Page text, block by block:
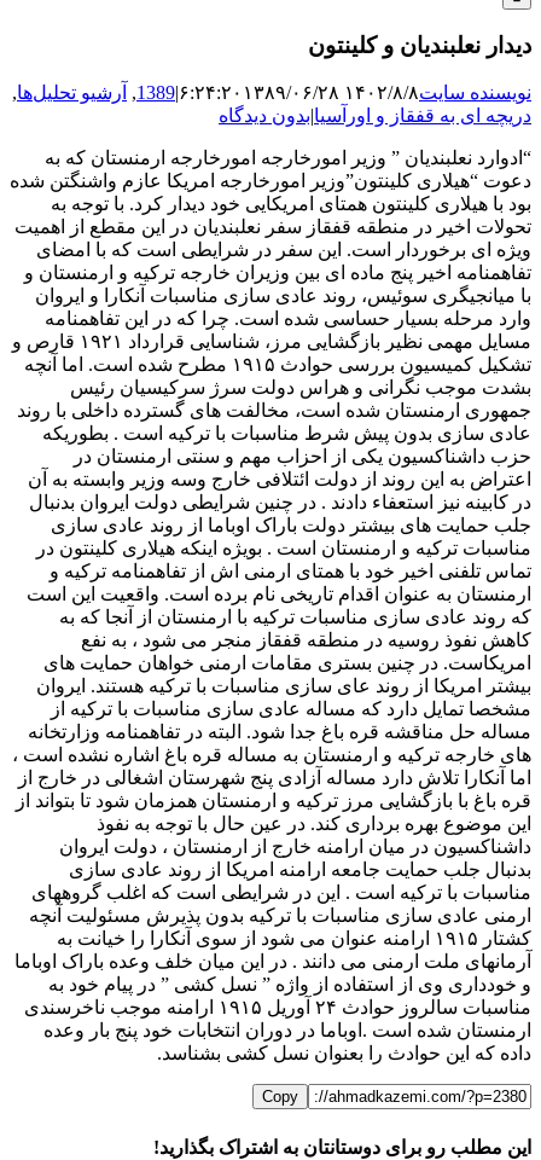
دیدار نعلبندیان و کلینتون
نویسنده سایت۱۴۰۲/۸/۸ ۶:۲۴:۲۰ ۱۳۸۹/۰۶/۲۸ |
1389
, آرشیو تحلیل‌ها,
دریچه ای به قفقاز و اورآسیا|بدون دیدگاه
“ادوارد نعلبندیان ” وزیر امورخارجه امورخارجه ارمنستان که به
دعوت “هیلاری کلینتون”وزیر امورخارجه امریکا عازم واشنگتن شده
بود با هیلاری کلینتون همتای امریکایی خود دیدار کرد. با توجه به
تحولات اخیر در منطقه قفقاز سفر نعلبندیان در این مقطع از اهمیت
ویژه ای برخوردار است. این سفر در شرایطی است که با امضای
تفاهمنامه اخیر پنج ماده ای بین وزیران خارجه ترکیه و ارمنستان و
با میانجیگری سوئیس، روند عادی سازی مناسبات آنکارا و ایروان
وارد مرحله بسیار حساسی شده است. چرا که در این تفاهمنامه
مسایل مهمی نظیر بازگشایی مرز، شناسایی قرارداد ۱۹۲۱ قارص و
تشکیل کمیسیون بررسی حوادث ۱۹۱۵ مطرح شده است. اما آنچه
بشدت موجب نگرانی و هراس دولت سرژ سرکیسیان رئیس
جمهوری ارمنستان شده است، مخالفت های گسترده داخلی با روند
عادی سازی بدون پیش شرط مناسبات با ترکیه است . بطوریکه
حزب داشناکسیون یکی از احزاب مهم و سنتی ارمنستان در
اعتراض به این روند از دولت ائتلافی خارج وسه وزیر وابسته به آن
در کابینه نیز استعفاء دادند . در چنین شرایطی دولت ایروان بدنبال
جلب حمایت های بیشتر دولت باراک اوباما از روند عادی سازی
مناسبات ترکیه و ارمنستان است . بویژه اینکه هیلاری کلینتون در
تماس تلفنی اخیر خود با همتای ارمنی اش از تفاهمنامه ترکیه و
ارمنستان به عنوان اقدام تاریخی نام برده است. واقعیت این است
که روند عادی سازی مناسبات ترکیه با ارمنستان از آنجا که به
کاهش نفوذ روسیه در منطقه قفقاز منجر می شود ، به نفع
امریکاست. در چنین بستری مقامات ارمنی خواهان حمایت های
بیشتر امریکا از روند عای سازی مناسبات با ترکیه هستند. ایروان
مشخصا تمایل دارد که مساله عادی سازی مناسبات با ترکیه از
مساله حل مناقشه قره باغ جدا شود. البته در تفاهمنامه وزارتخانه
های خارجه ترکیه و ارمنستان به مساله قره باغ اشاره نشده است ،
اما آنکارا تلاش دارد مساله آزادی پنج شهرستان اشغالی در خارج از
قره باغ با بازگشایی مرز ترکیه و ارمنستان همزمان شود تا بتواند از
این موضوع بهره برداری کند. در عین حال با توجه به نفوذ
داشناکسیون در میان ارامنه خارج از ارمنستان ، دولت ایروان
بدنبال جلب حمایت جامعه ارامنه امریکا از روند عادی سازی
مناسبات با ترکیه است . این در شرایطی است که اغلب گروههای
ارمنی عادی سازی مناسبات با ترکیه بدون پذیرش مسئولیت آنچه
کشتار ۱۹۱۵ ارامنه عنوان می شود از سوی آنکارا را خیانت به
آرمانهای ملت ارمنی می دانند . در این میان خلف وعده باراک اوباما
و خودداری وی از استفاده از واژه ” نسل کشی ” در پیام خود به
مناسبات سالروز حوادث ۲۴ آوریل ۱۹۱۵ ارامنه موجب ناخرسندی
ارمنستان شده است .اوباما در دوران انتخابات خود پنج بار وعده
داده که این حوادث را بعنوان نسل کشی بشناسد.
Copy
این مطلب رو برای دوستانتان به اشتراک بگذارید!